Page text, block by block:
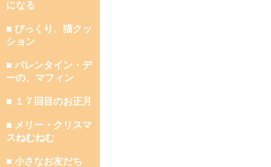
になる
■ びっくり、猫クッ
ション
■ バレンタイン・デ
ーの、マフィン
■ １７回目のお正月
■ メリー・クリスマ
スねむねむ
■ 小さなお友だち